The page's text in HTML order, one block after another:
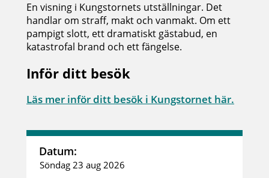
En visning i Kungstornets utställningar. Det
handlar om straff, makt och vanmakt. Om ett
pampigt slott, ett dramatiskt gästabud, en
katastrofal brand och ett fängelse.
Inför ditt besök
Läs mer inför ditt besök i Kungstornet här.
Datum:
Söndag 23 aug 2026